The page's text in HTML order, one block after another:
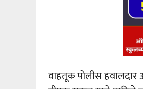
वाहतूक पोलीस हवालदार